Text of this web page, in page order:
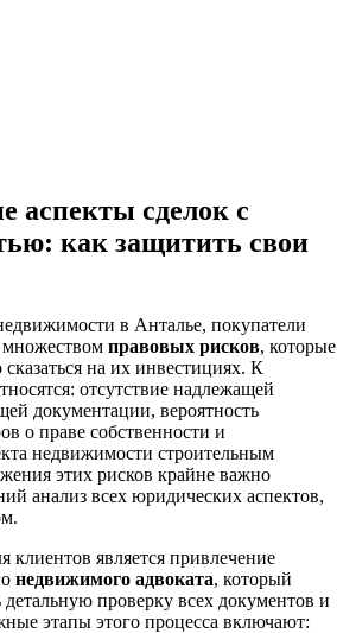
аспекты сделок с
как защитить свои
в Анталье, покупатели
множеством правовых рисков, которые
на их инвестициях. К
отсутствие надлежащей
документации, вероятность
о праве собственности и
недвижимости строительным
этих рисков крайне важно
анализ всех юридических аспектов,
является привлечение
недвижимого адвоката, который
проверку всех документов и
этапы этого процесса включают: